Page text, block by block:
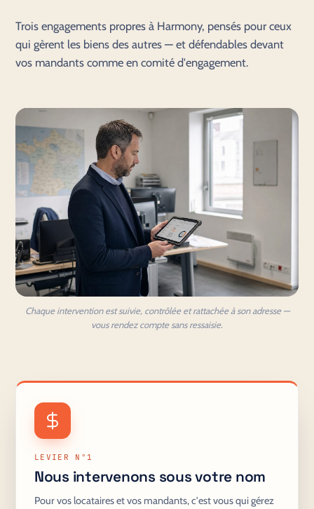
Trois engagements propres à Harmony, pensés pour ceux
qui gèrent les biens des autres — et défendables devant
vos mandants comme en comité d'engagement.
Chaque intervention est suivie, contrôlée et rattachée à son adresse —
vous rendez compte sans ressaisie.
LEVIER N°1
Nous intervenons sous votre nom
Pour vos locataires et vos mandants, c'est vous qui gérez